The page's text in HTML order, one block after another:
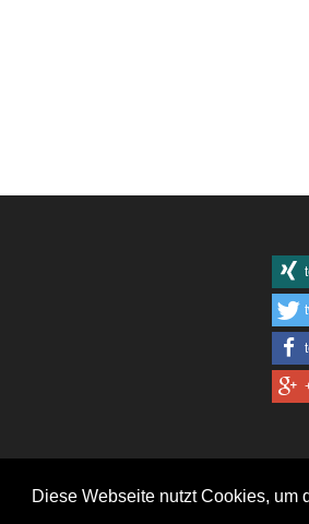
Diese Webseite nutzt Cookies, um